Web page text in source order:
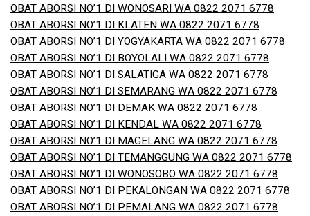
OBAT ABORSI NO’1 DI WONOSARI WA 0822 2071 6778
OBAT ABORSI NO’1 DI KLATEN WA 0822 2071 6778
OBAT ABORSI NO’1 DI YOGYAKARTA WA 0822 2071 6778
OBAT ABORSI NO’1 DI BOYOLALI WA 0822 2071 6778
OBAT ABORSI NO’1 DI SALATIGA WA 0822 2071 6778
OBAT ABORSI NO’1 DI SEMARANG WA 0822 2071 6778
OBAT ABORSI NO’1 DI DEMAK WA 0822 2071 6778
OBAT ABORSI NO’1 DI KENDAL WA 0822 2071 6778
OBAT ABORSI NO’1 DI MAGELANG WA 0822 2071 6778
OBAT ABORSI NO’1 DI TEMANGGUNG WA 0822 2071 6778
OBAT ABORSI NO’1 DI WONOSOBO WA 0822 2071 6778
OBAT ABORSI NO’1 DI PEKALONGAN WA 0822 2071 6778
OBAT ABORSI NO’1 DI PEMALANG WA 0822 2071 6778